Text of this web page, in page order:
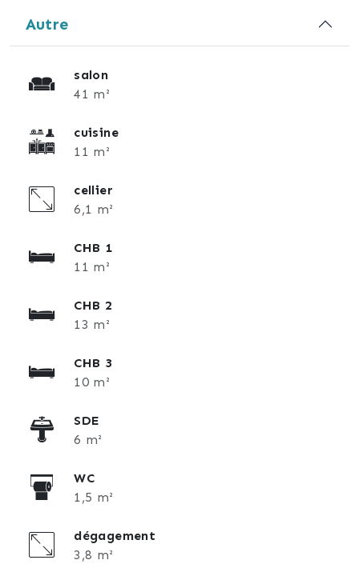
Autre
salon
41 m²
cuisine
11 m²
cellier
6,1 m²
CHB 1
11 m²
CHB 2
13 m²
CHB 3
10 m²
SDE
6 m²
WC
1,5 m²
dégagement
3,8 m²